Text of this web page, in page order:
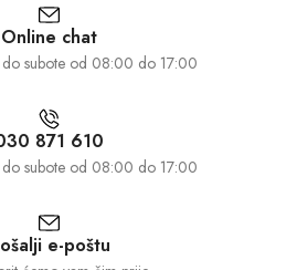
Online chat
subote od 08:00 do 17:00
871 610
subote od 08:00 do 17:00
e-poštu